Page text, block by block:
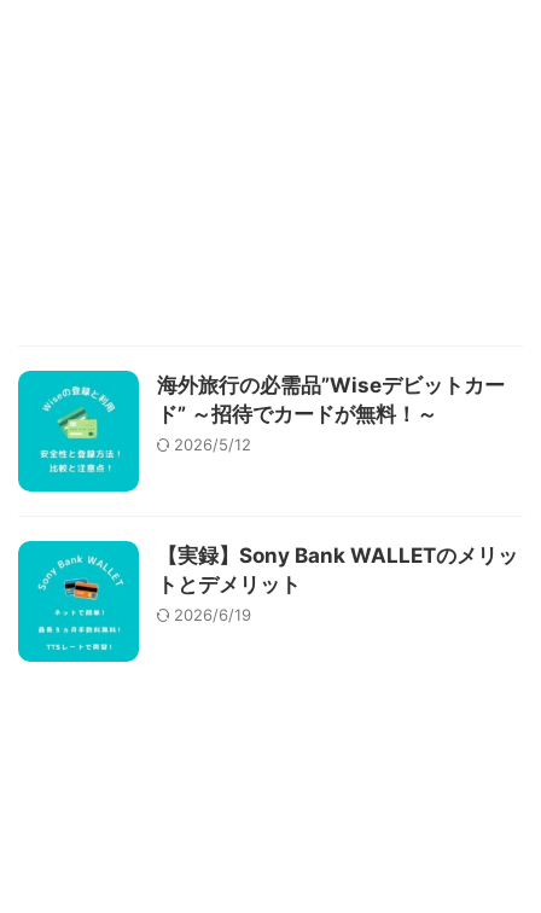
海外旅行の必需品”Wiseデビットカー
ド” ～招待でカードが無料！～
2026/5/12
【実録】Sony Bank WALLETのメリッ
トとデメリット
2026/6/19